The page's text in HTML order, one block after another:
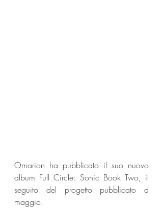
Omarion ha pubblicato il suo nuovo
album Full Circle: Sonic Book Two, il
seguito del progetto pubblicato a
maggio.